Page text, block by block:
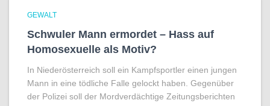
GEWALT
Schwuler Mann ermordet – Hass auf
Homo­sexuelle als Motiv?
In Niederösterreich soll ein Kampfsportler einen jungen
Mann in eine tödliche Falle gelockt haben. Gegenüber
der Polizei soll der Mordverdächtige Zeitungsberichten